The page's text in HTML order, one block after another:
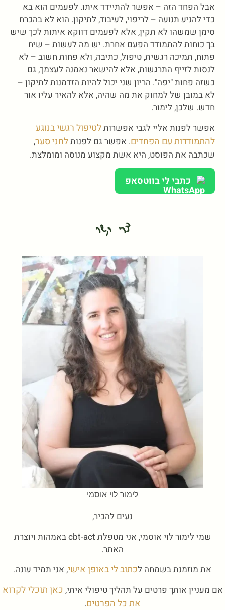
אבל הפחד הזה – אפשר להתיידד איתו. לפעמים הוא בא
כדי להניע תנועה – לריפוי, לעיבוד, לתיקון. הוא לא בהכרח
סימן שמשהו לא תקין, אלא לפעמים דווקא איתות לכך שיש
בך כוחות להתמודד הפעם אחרת. יש מה לעשות – שיח
פתוח, תמיכה רגשית, טיפול, כתיבה, ולא פחות חשוב – לא
לנסות לזייף התרגשות, אלא להישאר נאמנה לעצמך, גם
כשזה פחות "יפה". הריון שני יכול להיות הזדמנות לתיקון –
לא במובן של למחוק את מה שהיה, אלא להאיר עליו אור
חדש. שלכן, לימור.
אפשר לפנות אליי לגבי אפשרותלטיפול רגשי בנוגע
להתמודדות עם הפחדים. אפשר גם לפנותלחני סער,
שכתבה את הפוסט, היא אשת מקצוע מנוסה ומומלצת.
כתבי לי בווטסאפ
צרי קשר
לימור לוי אוסמי
נעים להכיר,
שמי לימור לוי אוסמי, אני מטפלת cbt-act באמהות ויוצרת
האתר.
את מוזמנת בשמחה לכתוב לי באופן אישי, אני תמיד עונה.
אם מעניין אותך פרטים על תהליך טיפולי איתי, כאן תוכלי לקרוא
את כל הפרטים.